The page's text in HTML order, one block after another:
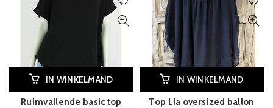
IN WINKELMAND
Ruimvallende basic top
IN WINKELMAND
Top Lia oversized ballon